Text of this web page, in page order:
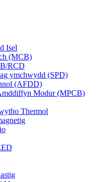
Isel
(MCB)
RCD
ymchwydd (SPD)
(AFDD)
Modur (MPCB)
Thermol